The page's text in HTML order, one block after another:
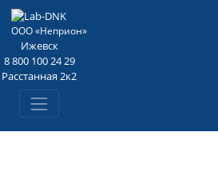
ООО «Неприон»
Ижевск
8 800 100 24 29
Расстанная 2к2